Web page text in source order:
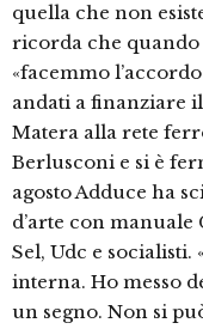
quella che non
ricorda che
«facemmo
andati a finanziare
Matera alla rete
Berlusconi e si è
agosto Adduce ha
d’arte con manuale
Sel, Udc e
interna. Ho messo
un segno. Non si